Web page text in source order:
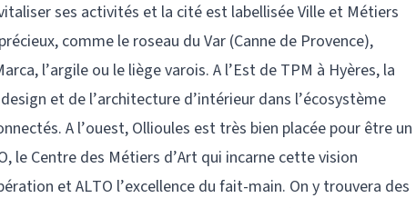
ses activités et la cité est labellisée Ville et Métiers
comme le roseau du Var (Canne de Provence),
l’argile ou le liège varois. A l’Est de TPM à Hyères, la
et de l’architecture d’intérieur dans l’écosystème
A l’ouest, Ollioules est très bien placée pour être un
le Centre des Métiers d’Art qui incarne cette vision
et ALTO l’excellence du fait-main. On y trouvera des